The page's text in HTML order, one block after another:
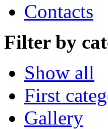
Contacts
Filter by
Show all
First
Gallery